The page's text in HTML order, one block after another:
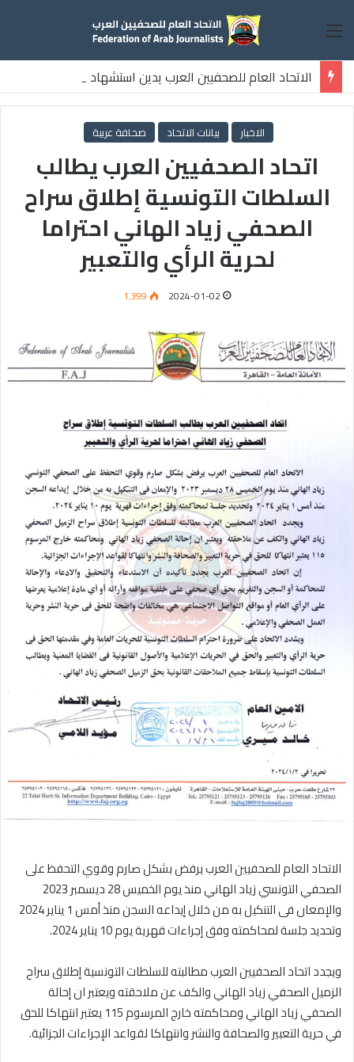
القائمة
الاتحاد العام للصحفيين العرب يدين استشهاد
ثلاثة صحفيين فلسطينيين باستهداف إسرائيلي وسط قطاع غزة
الاخبار بيانات الاتحاد صحافة عربية
اتحاد الصحفيين العرب يطالب
السلطات التونسية إطلاق سراح
الصحفي زياد الهاني احتراما
لحرية الرأي والتعبير
2024-01-02 1٬399
الاتحاد العام للصحفيين العرب يرفض بشكل صارم وقوي التحفظ على
الصحفي التونسي زياد الهاني منذ يوم الخميس 28 ديسمبر 2023
والإمعان فى التنكيل به من خلال إيداعه السجن منذ أمس 1 يناير 2024
وتحديد جلسة لمحاكمته وفق إجراءات قهرية يوم 10 يناير 2024.
ويجدد اتحاد الصحفيين العرب مطالبته للسلطات التونسية إطلاق سراح
الزميل الصحفي زياد الهاني والكف عن ملاحقته ويعتبر ان إحالة
الصحفي زياد الهاني ومحاكمته خارج المرسوم 115 يعتبر انتهاكا للحق
في حرية التعبير والصحافة والنشر وانتهاكا لقواعد الإجراءات الجزائية.